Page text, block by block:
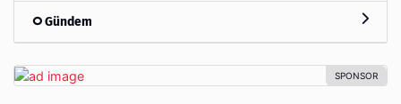
Gündem